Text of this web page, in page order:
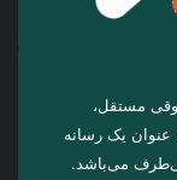
مستقل،
یک رسانه
می‌باشد.